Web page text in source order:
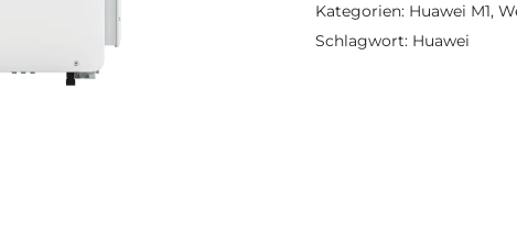
Kategorien: Huawei M1,
Schlagwort: Huawei